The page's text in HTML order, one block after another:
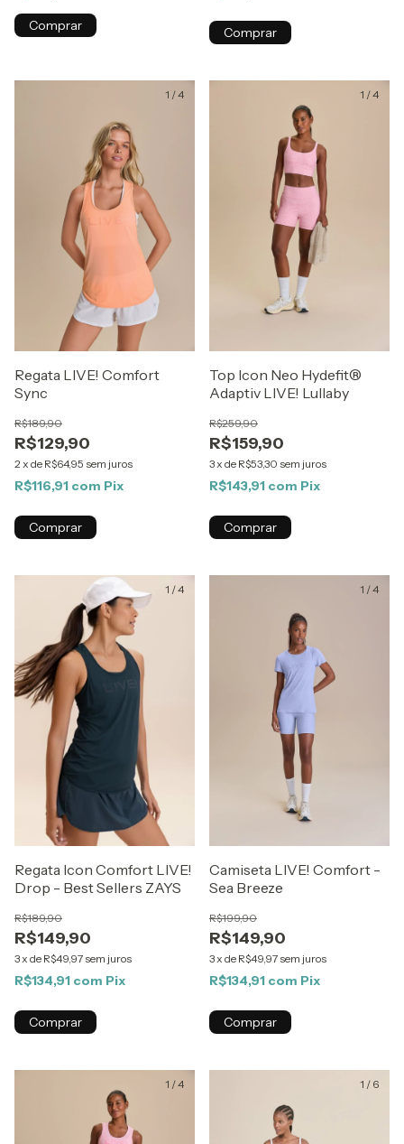
Comprar Comprar
1 /4
Regata LIVE! Comfort
Sync
R$129,90
R$189,90
2 x de R$64,95 sem juros
R$116,91 com Pix
Comprar
1 /4
Top Icon Neo Hydefit®
Adaptiv LIVE! Lullaby
R$159,90
R$259,90
3x de R$53,30 sem juros
R$143,91 com Pix
Comprar
1 /4
Regata Icon Comfort LIVE!
Drop - Best Sellers ZAYS
R$149,90
R$189,90
3x de R$49,97 sem juros
R$134,91 com Pix
Comprar
1 /4
Camiseta LIVE! Comfort -
Sea Breeze
R$149,90
R$199,90
3x de R$49,97 sem juros
R$134,91 com Pix
Comprar
1 /4 1 / 6